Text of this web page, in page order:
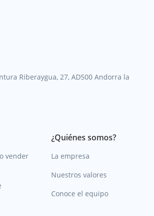
Riberaygua, 27, AD500 Andorra la
vender
¿Quiénes somos?
La empresa
Nuestros valores
Conoce el equipo